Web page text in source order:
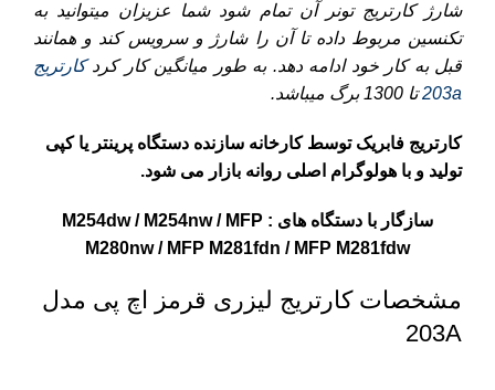
شارژ کارتریج تونر آن تمام شود شما عزیزان میتوانید به
تکنسین مربوط داده تا آن را شارژ و سرویس کند و همانند
قبل به کار خود ادامه دهد. به طور میانگین کار کردکارتریج
203aتا 1300 برگ میباشد.
کارتریج فابریک توسط کارخانه سازنده دستگاه پرینتر یا کپی
تولید و با هولوگرام اصلی روانه بازار می شود.
سازگار با دستگاه های : M254dw / M254nw / MFP
M280nw / MFP M281fdn / MFP M281fdw
مشخصات کارتریج لیزری قرمز اچ پی مدل
203A